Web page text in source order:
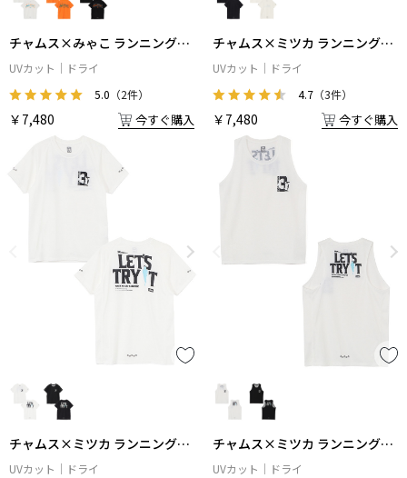
チャムス×みゃこ ランニングア
ンストッパブルTシャツ
UVカット
ドライ
5.0 （2件）
￥7,480 今すぐ購入
チャムス×ミツカ ランニングチ
アリングブービーTシャツ
UVカット
ドライ
4.7 （3件）
￥7,480 今すぐ購入
チャムス×ミツカ ランニングシ
ルエットTシャツ
UVカット
ドライ
チャムス×ミツカ ランニングシ
ルエットスリーブレスシャツ
UVカット
ドライ